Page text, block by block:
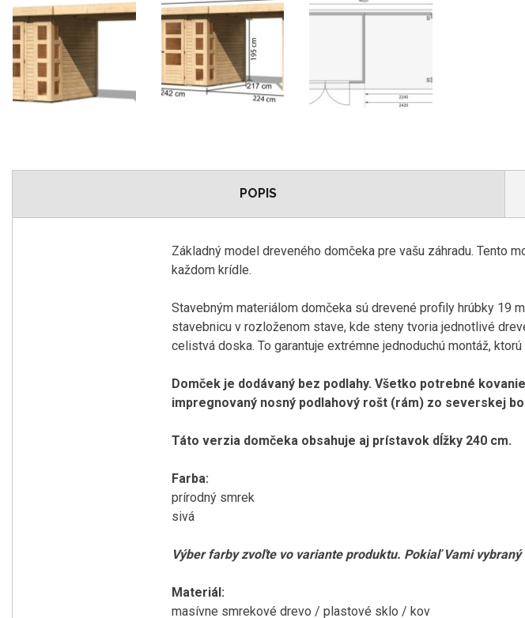
POPIS
Základný model dreveného domčeka pre vašu záhradu. Tento
každom krídle.
Stavebným materiálom domčeka sú drevené profily hrúbky 19
stavebnicu v rozloženom stave, kde steny tvoria jednotlivé
celistvá doska. To garantuje extrémne jednoduchú montáž,
Domček je dodávaný bez podlahy. Všetko potrebné
impregnovaný nosný podlahový rošt (rám) zo severskej
Táto verzia domčeka obsahuje aj prístavok dĺžky 240 cm.
Farba:
prírodný smrek
sivá
Výber farby zvoľte vo variante produktu. Pokiaľ Vami
Materiál:
masívne smrekové drevo / plastové sklo / kov